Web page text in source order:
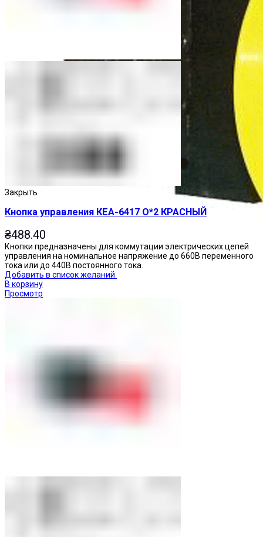
Закрыть
Кнопка управления КЕА-6417 О*2 КРАСНЫЙ
₴488.40
Кнопки предназначены для коммутации электрических цепей
управления на номинальное напряжение до 660В переменного
тока или до 440В постоянного тока.
Добавить в список желаний
В корзину
Просмотр